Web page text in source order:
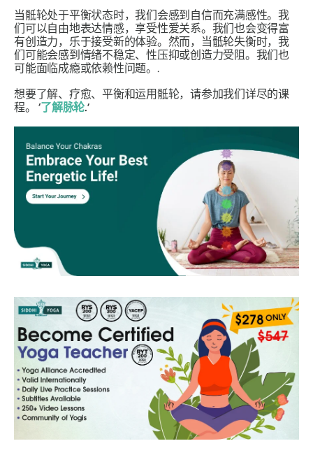
当骶轮处于平衡状态时，我们会感到自信而充满感性。我
们可以自由地表达情感，享受性爱关系。我们也会变得富
有创造力，乐于接受新的体验。然而，当骶轮失衡时，我
们可能会感到情绪不稳定、性压抑或创造力受阻。我们也
可能面临成瘾或依赖性问题。.
想要了解、疗愈、平衡和运用骶轮，请参加我们详尽的课
程。‘了解脉轮.’